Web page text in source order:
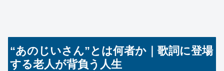
“あのじいさん”とは何者か｜歌詞に登場
する老人が背負う人生